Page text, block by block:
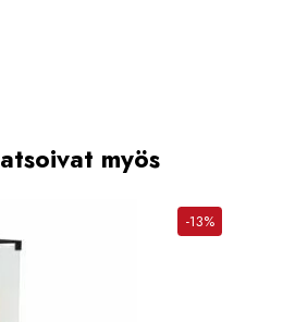
myös
-13%